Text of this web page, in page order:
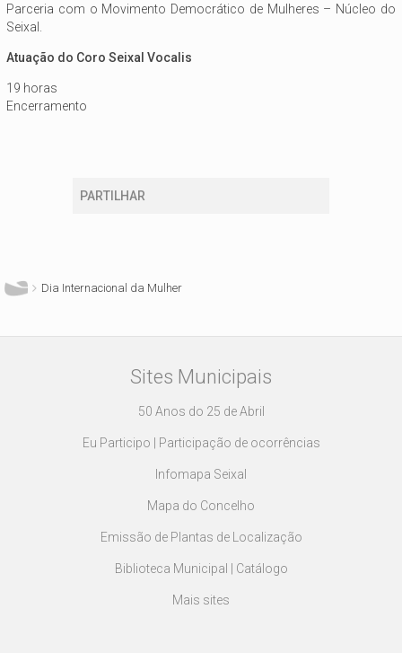
Parceria com o Movimento Democrático de Mulheres – Núcleo do
Seixal.
Atuação do Coro Seixal Vocalis
19 horas
Encerramento
PARTILHAR
Dia Internacional da Mulher
Sites Municipais
50 Anos do 25 de Abril
Eu Participo | Participação de ocorrências
Infomapa Seixal
Mapa do Concelho
Emissão de Plantas de Localização
Biblioteca Municipal | Catálogo
Mais sites